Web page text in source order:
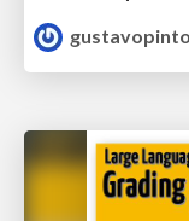
gustavopinto